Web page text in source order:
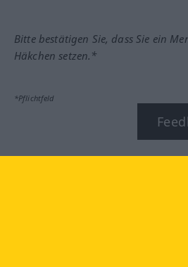
Bitte bestätigen Sie, dass Sie ein
Häkchen setzen.*
*Pflichtfeld